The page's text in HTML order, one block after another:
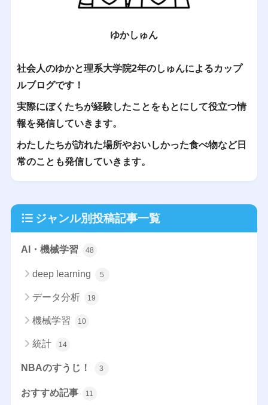
ゆかしゅん
社会人のゆかと理系大学院2年のしゅんによるカップ
ルブログです！
実際にぼくたちが経験したことをもとにして役立つ情
報を発信していきます。
わたしたちが訪れた場所やおいしかった食べ物など日
常のことも発信していきます。
ジャンル別投稿記事一覧
AI・機械学習 48
deep learning 5
データ分析 19
機械学習 10
統計 14
NBAのすうじ！ 3
おすすめ記事 11